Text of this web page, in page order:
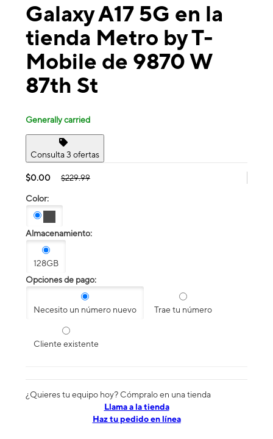
Galaxy A17 5G en la
tienda Metro by T-
Mobile de 9870 W
87th St
Generally carried
Consulta 3 ofertas
$0.00 $229.99
Color:
Almacenamiento:
128GB
Opciones de pago:
Necesito un número nuevo Trae tu número
Cliente existente
¿Quieres tu equipo hoy? Cómpralo en una tienda
​​​​​​​Llama a la tienda
Haz tu pedido en línea